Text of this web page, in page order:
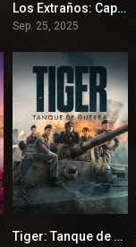
4.7Los Extraños: Capítulo 2
Sep. 25, 2025
6.5
Tiger: Tanque de guerra